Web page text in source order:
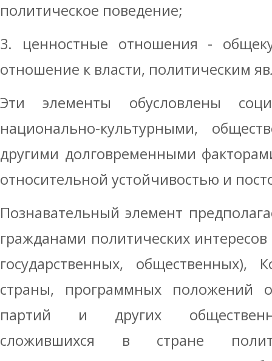
политическое поведение;
3. ценностные отношения -
отношение к власти, политическим
Эти элементы обусловлены
национально-культурными,
другими долговременными
относительной устойчивостью и
Познавательный элемент
гражданами политических
государственных, общественных),
страны, программных положений
партий и других
сложившихся в стране